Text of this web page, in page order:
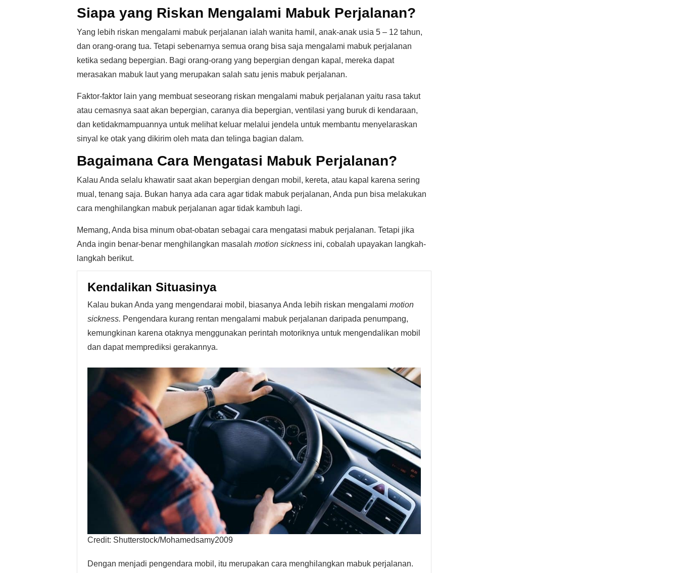
Siapa yang Riskan Mengalami Mabuk Perjalanan?
Yang lebih riskan mengalami mabuk perjalanan ialah wanita hamil, anak-anak usia 5 – 12 tahun,
dan orang-orang tua. Tetapi sebenarnya semua orang bisa saja mengalami mabuk perjalanan
ketika sedang bepergian. Bagi orang-orang yang bepergian dengan kapal, mereka dapat
merasakan mabuk laut yang merupakan salah satu jenis mabuk perjalanan.
Faktor-faktor lain yang membuat seseorang riskan mengalami mabuk perjalanan yaitu rasa takut
atau cemasnya saat akan bepergian, caranya dia bepergian, ventilasi yang buruk di kendaraan,
dan ketidakmampuannya untuk melihat keluar melalui jendela untuk membantu menyelaraskan
sinyal ke otak yang dikirim oleh mata dan telinga bagian dalam.
Bagaimana Cara Mengatasi Mabuk Perjalanan?
Kalau Anda selalu khawatir saat akan bepergian dengan mobil, kereta, atau kapal karena sering
mual, tenang saja. Bukan hanya ada cara agar tidak mabuk perjalanan, Anda pun bisa melakukan
cara menghilangkan mabuk perjalanan agar tidak kambuh lagi.
Memang, Anda bisa minum obat-obatan sebagai cara mengatasi mabuk perjalanan. Tetapi jika
Anda ingin benar-benar menghilangkan masalah motion sickness ini, cobalah upayakan langkah-
langkah berikut.
Kendalikan Situasinya
Kalau bukan Anda yang mengendarai mobil, biasanya Anda lebih riskan mengalami motion
sickness. Pengendara kurang rentan mengalami mabuk perjalanan daripada penumpang,
kemungkinan karena otaknya menggunakan perintah motoriknya untuk mengendalikan mobil
dan dapat memprediksi gerakannya.
Credit: Shutterstock/Mohamedsamy2009
Dengan menjadi pengendara mobil, itu merupakan cara menghilangkan mabuk perjalanan.